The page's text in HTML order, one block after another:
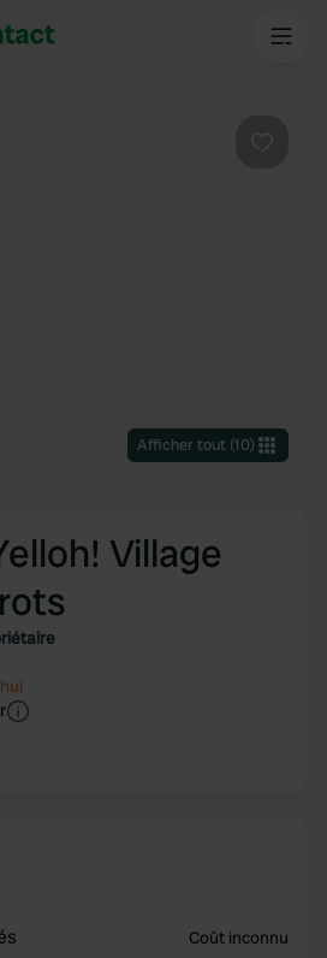
Afficher tout(10)
Village
Coût inconnu